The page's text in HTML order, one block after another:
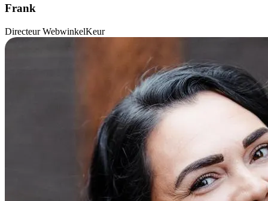
Frank
Directeur WebwinkelKeur